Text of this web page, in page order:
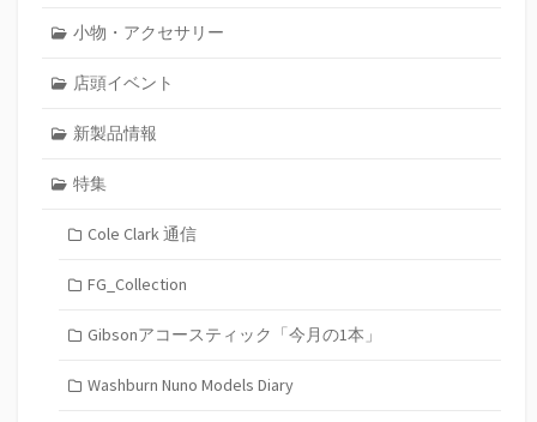
小物・アクセサリー
店頭イベント
新製品情報
特集
Cole Clark 通信
FG_Collection
Gibsonアコースティック「今月の1本」
Washburn Nuno Models Diary